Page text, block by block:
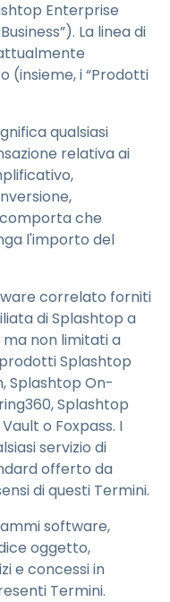
Enterprise
La linea di
(insieme, i “Prodotti
qualsiasi
relativa ai
che
l'importo del
correlato forniti
di Splashtop a
ma non limitati a
Splashtop
Splashtop On-
Splashtop
o Foxpass. I
servizio di
offerto da
di questi Termini.
software,
oggetto,
e concessi in
Termini.